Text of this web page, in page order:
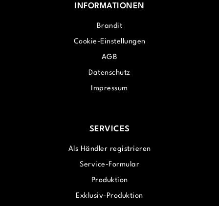
INFORMATIONEN
Brandit
Cookie-Einstellungen
AGB
Datenschutz
Impressum
SERVICES
Als Händler registrieren
Service-Formular
Produktion
Exklusiv-Produktion